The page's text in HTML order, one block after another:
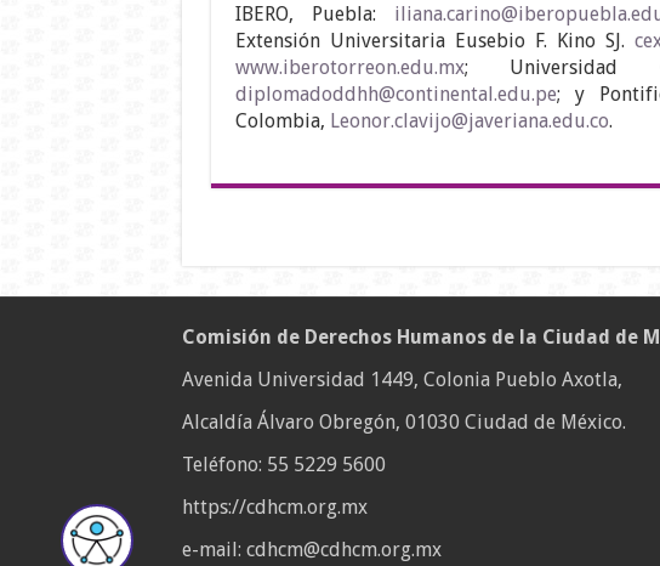
IBERO, Puebla:
Extensión Universitaria Eusebio F. Kino SJ.
www.iberotorreon.edu.mx; Universidad
diplomadoddhh@continental.edu.pe; y
Colombia, Leonor.clavijo@javeriana.edu.co.
Comisión de Derechos Humanos de la Ciudad de
Avenida Universidad 1449, Colonia Pueblo Axotla,
Alcaldía Álvaro Obregón, 01030 Ciudad de México.
Teléfono: 55 5229 5600
https://cdhcm.org.mx
e-mail: cdhcm@cdhcm.org.mx